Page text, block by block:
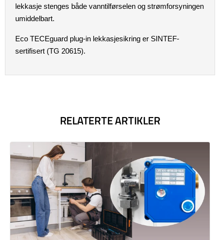
lekkasje stenges både vanntilførselen og strømforsyningen
umiddelbart.
Eco TECEguard plug-in lekkasjesikring er SINTEF-
sertifisert (TG 20615).
RELATERTE ARTIKLER